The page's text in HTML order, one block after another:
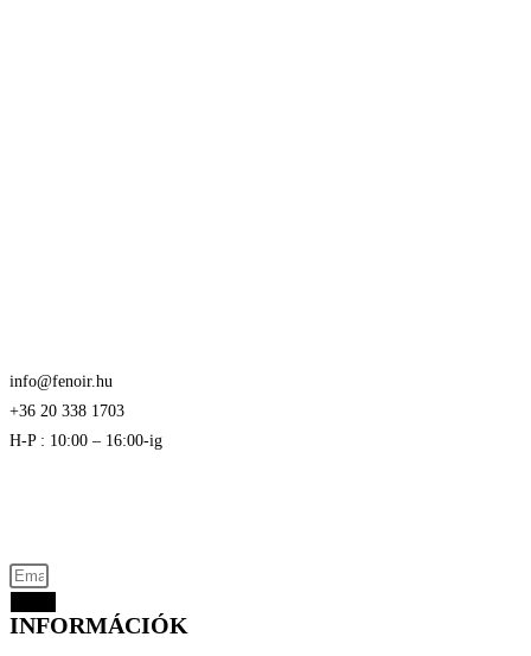
info@fenoir.hu
+36 20 338 1703
H-P : 10:00 – 16:00-ig
INFORMÁCIÓK